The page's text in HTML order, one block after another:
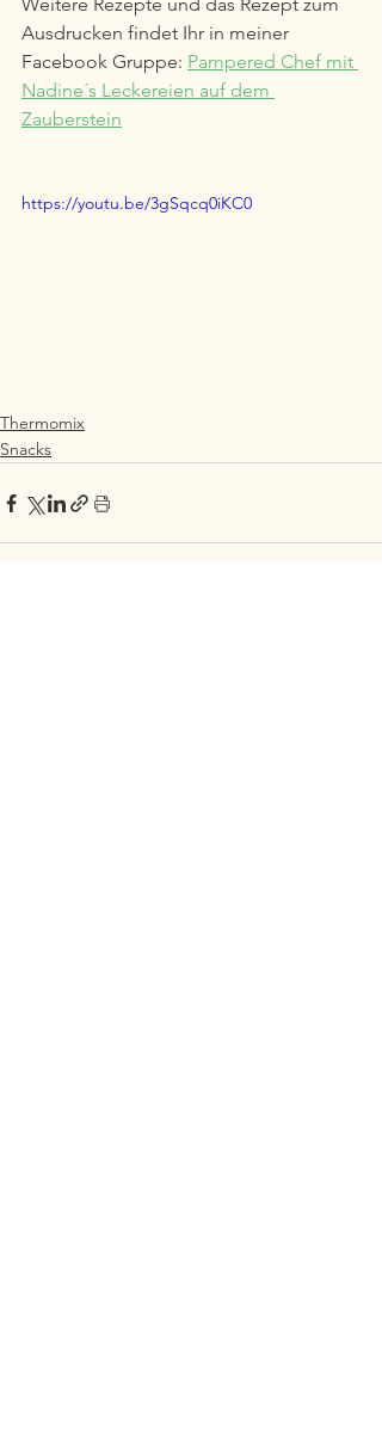
Ausdrucken findet Ihr in meiner
Facebook Gruppe: Pampered Chef mit
Nadine´s Leckereien auf dem
Zauberstein
https://youtu.be/3gSqcq0iKC0
Thermomix
Snacks